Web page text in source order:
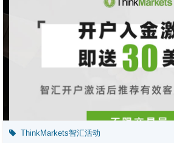
ThinkMarkets智汇活动